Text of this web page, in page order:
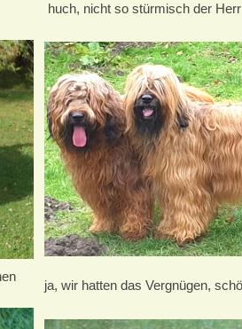
huch, nicht so stürmisch der Herr
ja, wir hatten das Vergnügen,